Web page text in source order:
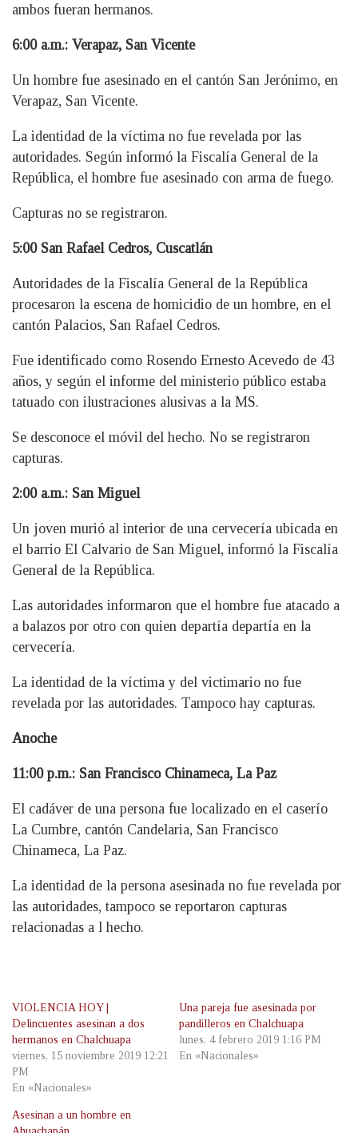
ambos fueran hermanos.
6:00 a.m.: Verapaz, San Vicente
Un hombre fue asesinado en el cantón San Jerónimo, en
Verapaz, San Vicente.
La identidad de la víctima no fue revelada por las
autoridades. Según informó la Fiscalía General de la
República, el hombre fue asesinado con arma de fuego.
Capturas no se registraron.
5:00 San Rafael Cedros, Cuscatlán
Autoridades de la Fiscalía General de la República
procesaron la escena de homicidio de un hombre, en el
cantón Palacios, San Rafael Cedros.
Fue identificado como Rosendo Ernesto Acevedo de 43
años, y según el informe del ministerio público estaba
tatuado con ilustraciones alusivas a la MS.
Se desconoce el móvil del hecho. No se registraron
capturas.
2:00 a.m.: San Miguel
Un joven murió al interior de una cervecería ubicada en
el barrio El Calvario de San Miguel, informó la Fiscalía
General de la República.
Las autoridades informaron que el hombre fue atacado a
a balazos por otro con quien departía departía en la
cervecería.
La identidad de la víctima y del victimario no fue
revelada por las autoridades. Tampoco hay capturas.
Anoche
11:00 p.m.: San Francisco Chinameca, La Paz
El cadáver de una persona fue localizado en el caserío
La Cumbre, cantón Candelaria, San Francisco
Chinameca, La Paz.
La identidad de la persona asesinada no fue revelada por
las autoridades, tampoco se reportaron capturas
relacionadas a l hecho.
VIOLENCIA HOY |
Delincuentes asesinan a dos
hermanos en Chalchuapa
viernes, 15 noviembre 2019 12:21
PM
En «Nacionales»
Una pareja fue asesinada por
pandilleros en Chalchuapa
lunes, 4 febrero 2019 1:16 PM
En «Nacionales»
Asesinan a un hombre en